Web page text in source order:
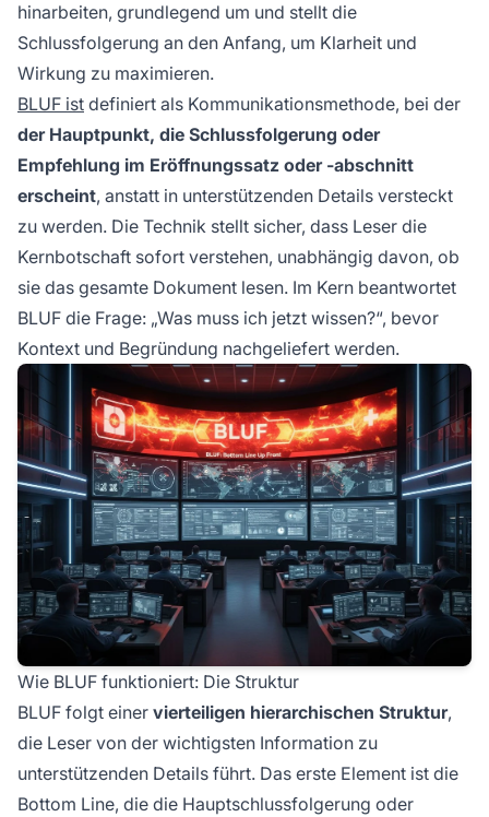
hinarbeiten, grundlegend um und stellt die
Schlussfolgerung an den Anfang, um Klarheit und
Wirkung zu maximieren.
BLUF ist definiert als Kommunikationsmethode, bei der
der Hauptpunkt, die Schlussfolgerung oder
Empfehlung im Eröffnungssatz oder -abschnitt
erscheint, anstatt in unterstützenden Details versteckt
zu werden. Die Technik stellt sicher, dass Leser die
Kernbotschaft sofort verstehen, unabhängig davon, ob
sie das gesamte Dokument lesen. Im Kern beantwortet
BLUF die Frage: „Was muss ich jetzt wissen?“, bevor
Kontext und Begründung nachgeliefert werden.
Wie BLUF funktioniert: Die Struktur
BLUF folgt einer vierteiligen hierarchischen Struktur,
die Leser von der wichtigsten Information zu
unterstützenden Details führt. Das erste Element ist die
Bottom Line, die die Hauptschlussfolgerung oder